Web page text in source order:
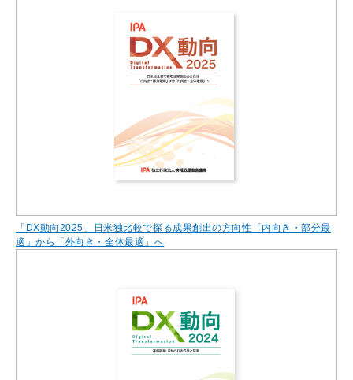
「DX動向2025」日米独比較で探る成果創出の方向性「内向き・部分最
適」から「外向き・全体最適」へ